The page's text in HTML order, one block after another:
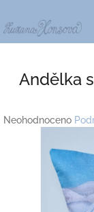
na
obsah
Andělka
Průměrné
Neohodnoceno